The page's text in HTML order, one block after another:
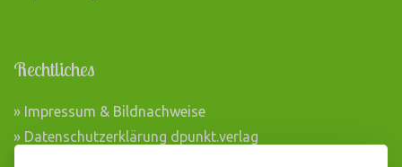
Rechtliches
» Impressum & Bildnachweise
» Datenschutzerklärung dpunkt.verlag